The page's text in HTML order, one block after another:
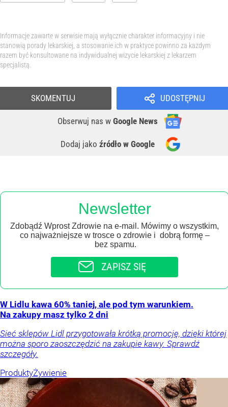
Informacje zawarte w serwisie mają wyłącznie charakter informacyjny i nie
stanowią porady lekarskiej, a stosowanie ich w praktyce powinno za każdym
razem być konsultowane na indywidualnej wizycie lekarskiej z lekarzem
specjalistą.
UDOSTĘPNIJ
Obserwuj nas w Google News
Dodaj jako źródło w Google
SKOMENTUJ
Newsletter
Zdobądź Wprost Zdrowie na e-mail. Mówimy o wszystkim,
co najważniejsze w trosce o zdrowie i dobrą formę –
bez spamu.
ZAPISZ SIĘ
W Lidlu kawa 60% taniej, ale pod tym warunkiem.
Na zakupy masz tylko 2 dni
Sieć sklepów Lidl przygotowała krótką promocję, dzięki której
można sporo zaoszczędzić na zakupie kawy. Sprawdź
szczegóły.
ProduktyŻywienie